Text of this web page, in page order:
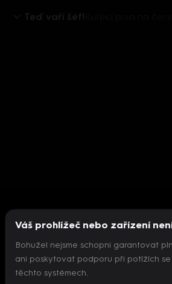
Teď vaří šéf!
Nepodařilo se
Váš prohlížeč nebo zařízení
Bohužel nejsme schopni garantovat
ani poskytovat podporu při potížích se
těchto systémech.